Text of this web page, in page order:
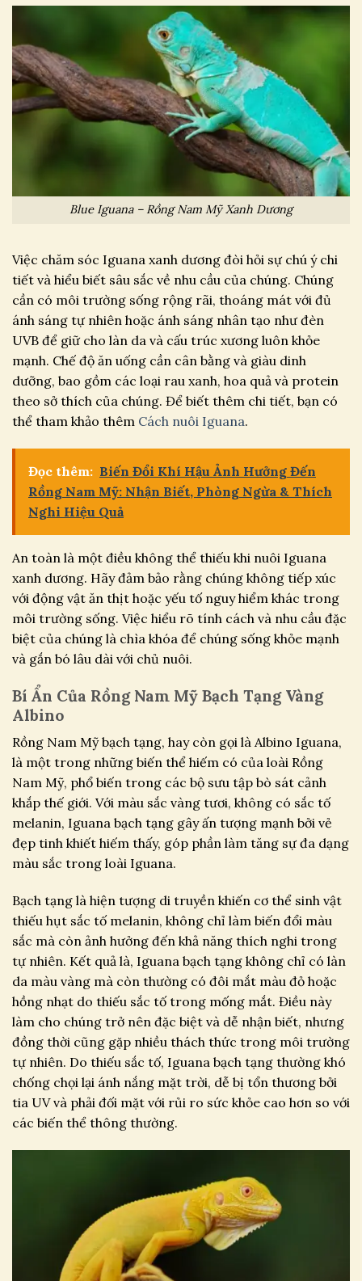
Blue Iguana – Rồng Nam Mỹ Xanh Dương
Việc chăm sóc Iguana xanh dương đòi hỏi sự chú ý chi
tiết và hiểu biết sâu sắc về nhu cầu của chúng. Chúng
cần có môi trường sống rộng rãi, thoáng mát với đủ
ánh sáng tự nhiên hoặc ánh sáng nhân tạo như đèn
UVB để giữ cho làn da và cấu trúc xương luôn khỏe
mạnh. Chế độ ăn uống cần cân bằng và giàu dinh
dưỡng, bao gồm các loại rau xanh, hoa quả và protein
theo sở thích của chúng. Để biết thêm chi tiết, bạn có
thể tham khảo thêm Cách nuôi Iguana.
Đọc thêm: Biến Đổi Khí Hậu Ảnh Hưởng Đến
Rồng Nam Mỹ: Nhận Biết, Phòng Ngừa & Thích
Nghi Hiệu Quả
An toàn là một điều không thể thiếu khi nuôi Iguana
xanh dương. Hãy đảm bảo rằng chúng không tiếp xúc
với động vật ăn thịt hoặc yếu tố nguy hiểm khác trong
môi trường sống. Việc hiểu rõ tính cách và nhu cầu đặc
biệt của chúng là chìa khóa để chúng sống khỏe mạnh
và gắn bó lâu dài với chủ nuôi.
Bí Ẩn Của Rồng Nam Mỹ Bạch Tạng Vàng
Albino
Rồng Nam Mỹ bạch tạng, hay còn gọi là Albino Iguana,
là một trong những biến thể hiếm có của loài Rồng
Nam Mỹ, phổ biến trong các bộ sưu tập bò sát cảnh
khắp thế giới. Với màu sắc vàng tươi, không có sắc tố
melanin, Iguana bạch tạng gây ấn tượng mạnh bởi vẻ
đẹp tinh khiết hiếm thấy, góp phần làm tăng sự đa dạng
màu sắc trong loài Iguana.
Bạch tạng là hiện tượng di truyền khiến cơ thể sinh vật
thiếu hụt sắc tố melanin, không chỉ làm biến đổi màu
sắc mà còn ảnh hưởng đến khả năng thích nghi trong
tự nhiên. Kết quả là, Iguana bạch tạng không chỉ có làn
da màu vàng mà còn thường có đôi mắt màu đỏ hoặc
hồng nhạt do thiếu sắc tố trong mống mắt. Điều này
làm cho chúng trở nên đặc biệt và dễ nhận biết, nhưng
đồng thời cũng gặp nhiều thách thức trong môi trường
tự nhiên. Do thiếu sắc tố, Iguana bạch tạng thường khó
chống chọi lại ánh nắng mặt trời, dễ bị tổn thương bởi
tia UV và phải đối mặt với rủi ro sức khỏe cao hơn so với
các biến thể thông thường.